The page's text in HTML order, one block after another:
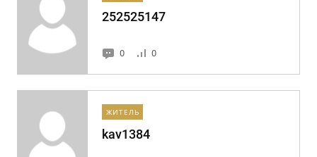
252525147
0 0
ЖИТЕЛЬ
kav1384